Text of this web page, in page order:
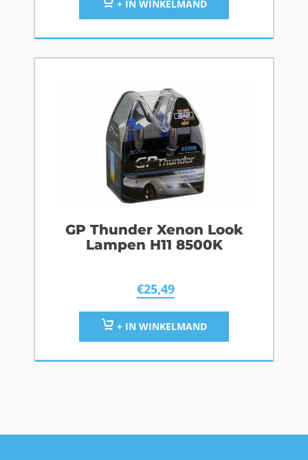
+ IN WINKELMAND
GP Thunder Xenon Look
Lampen H11 8500K
€25,49
+ IN WINKELMAND